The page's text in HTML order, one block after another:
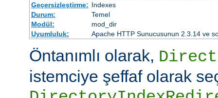
Geçersizleştirme: Indexes
Durum:
Temel
Modül:
mod_dir
Uyumluluk:
Apache HTTP Sunucusunun 2.3.14 ve
Öntanımlı olarak,
istemciye şeffaf olarak